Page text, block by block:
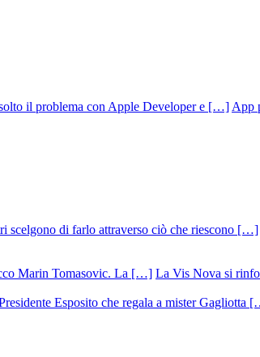
App
La Vis Nova si